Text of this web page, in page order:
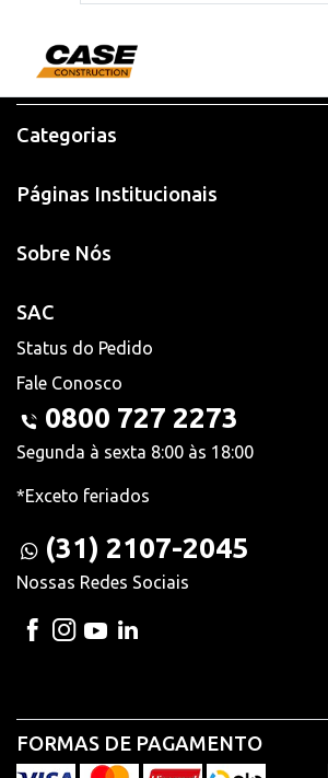
Categorias
Páginas Institucionais
Sobre Nós
SAC
Status do Pedido
Fale Conosco
0800 727 2273
Segunda à sexta 8:00 às 18:00
*Exceto feriados
(31) 2107-2045
Nossas Redes Sociais
FORMAS DE PAGAMENTO